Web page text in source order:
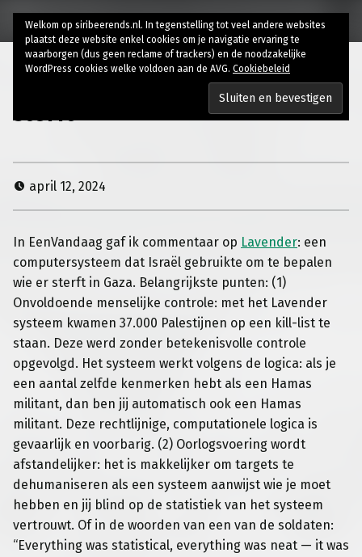
Computersysteem bepaalt wie
sterft
april 12, 2024
In EenVandaag gaf ik commentaar op Lavender: een
computersysteem dat Israël gebruikte om te bepalen
wie er sterft in Gaza. Belangrijkste punten: (1)
Onvoldoende menselijke controle: met het Lavender
systeem kwamen 37.000 Palestijnen op een kill-list te
staan. Deze werd zonder betekenisvolle controle
opgevolgd. Het systeem werkt volgens de logica: als je
een aantal zelfde kenmerken hebt als een Hamas
militant, dan ben jij automatisch ook een Hamas
militant. Deze rechtlijnige, computationele logica is
gevaarlijk en voorbarig. (2) Oorlogsvoering wordt
afstandelijker: het is makkelijker om targets te
dehumaniseren als een systeem aanwijst wie je moet
hebben en jij blind op de statistiek van het systeem
vertrouwt. Of in de woorden van een van de soldaten:
“Everything was statistical, everything was neat — it was
Welkom op siribeerends.nl. In tegenstelling tot veel andere websites
plaatst deze website enkel cookies om je navigatie ervaring te
waarborgen (dus geen reclame of trackers) en de noodzakelijke
WordPress cookies welke voldoen aan de AVG. Cookiebeleid